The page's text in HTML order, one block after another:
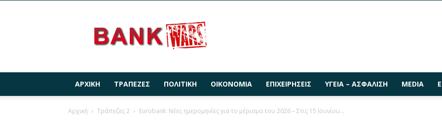
ΑΡΧΙΚΉ ΤΡΆΠΕΖΕΣ ΠΟΛΙΤΙΚΉ ΟΙΚΟΝΟΜΊΑ ΕΠΙΧΕΙΡΉΣΕΙΣ ΥΓΕΊΑ – ΑΣΦΆΛΙΣΗ MEDIA
Αρχική Τράπεζες 2 Eurobank: Νέες ημερομηνίες για το μέρισμα του 2026 – Στις 15 Ιουνίου...